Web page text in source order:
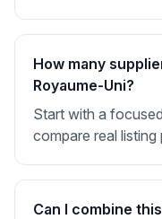
How many
Royaume-Uni?
Start with a
compare real
Can I combine